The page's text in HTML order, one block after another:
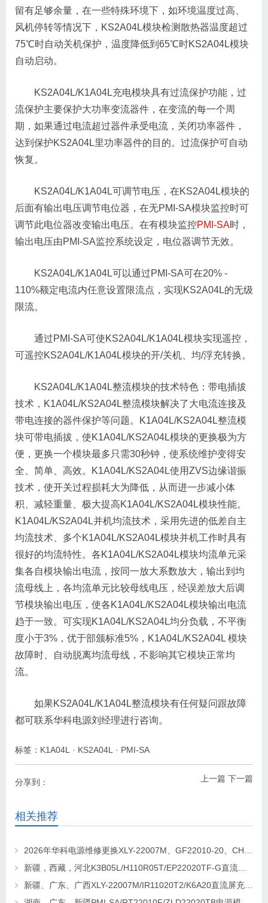
留有足够余量，在一些特殊环境下，如环境温度过高、
风机停转等情况下，KS2A04L模块检测散热器温度超过
75℃时自动关机保护，温度降低到65℃时KS2A04L模块
自动启动。
KS2A04L/K1A04L充电模块具有过流保护功能，过
流保护主要保护大功率变流器件，在变流的每一个周
期，如果通过电流超过器件承受电流，关闭功率器件，
达到保护KS2A04L里功率器件的目的。过流保护可自动
恢复。
KS2A04L/K1A04L可调节电压，在KS2A04L模块的
后面有输出电压调节电位器，在无PMI-SA模块监控时可
调节此电位器改变输出电压。在有模块监控PMI-SA时，
输出电压由PMI-SA监控系统设定，电位器调节无效。
KS2A04L/K1A04L可以通过PMI-SA可在20% -
110%额定电流内任意设置限流点，实现KS2A04L的无级
限流。
通过PMI-SA可使KS2A04L/K1A04L模块实现遥控，
可遥控KS2A04L/K1A04L模块的开/关机、均/浮充转换。
KS2A04L/K1A04L整流模块的技术特色：带电插拔
技术，K1A04L/KS2A04L整流模块解决了大电流连接及
带电连接的器件保护等问题。K1A04L/KS2A04L整流模
块可带电插拔，使K1A04L/KS2A04L模块的更换极为方
便，更换一个模块最多只需30秒钟，使系统维护变得安
全、简单、高效。K1A04L/KS2A04L使用ZVS边缘谐振
技术，使开关过程损耗大为降低，从而进一步减小体
积、减轻重量、极大提高K1A04L/KS2A04L模块性能。
K1A04L/KS2A04L并机均流技术，采用先进的低差自主
均流技术、多个K1A04L/KS2A04L模块并机工作时具有
很好的均流特性。各K1A04L/KS2A04L模块均流单元采
集各自模块输出电流，按同一放大系数放大，输出到均
流母线上，各均流单元比较母线电压，经误差放大后调
节模块输出电压，使各K1A04L/KS2A04L模块输出电流
趋于一致。可实现K1A04L/KS2A04L均分负载，不平衡
度小于3%，优于部颁标准5%，K1A04L/KS2A04L 模块
故障时、自动脱离均流母线，不影响其它模块正常均
流。
如果KS2A04L/K1A04L整流模块有任何疑问跟故障
都可联系华科电源刘经理进行咨询。
标签： K1A04L · KS2A04L · PMI-SA
上一篇 下一篇
分享到：
相关推荐
2026年华科电源维修更换XLY-22007M、GF22010-20、CHR-22020直流屏充电模块
新疆，西藏，河北K3B05L/H110R05T/EP22020TF-G直流屏充电模块维修更换
新疆、广东、广西XLY-22007M/IR11020T2/K6A20直流屏充电模块维修更换